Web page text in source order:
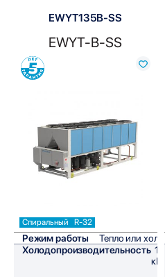
EWYT135B-SS
EWYT-B-SS
Сравнить
Спиральный R-32
Режим работы
Тепло или холод
Холодопроизводительность 120
кВт/